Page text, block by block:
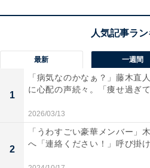
最新 一週間
1
「病気なのかなぁ？」藤木直
に心配の声続々。「痩せ過ぎ
2026/03/13
2
「うわすごい豪華メンバー」
へ「連絡ください！」呼び掛